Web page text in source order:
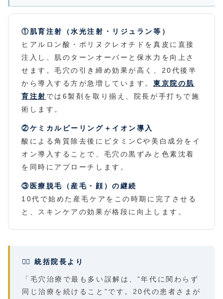
①肌育注射（水光注射・リジュラン等）
ヒアルロン酸・ポリヌクレオチドを真皮に直接
注入し、肌のターンオーバーと保水力を向上さ
せます。毛穴の引き締め効果が高く、20代後半
から導入する方が急増しています。 東京院の肌
育注射 では6製剤を取り揃え、院長が手打ちで施
術します。
②ケミカルピーリング＋イオン導入
酸による角質除去後にビタミンCや美白成分をイ
オン導入することで、毛穴の黒ずみと色素沈着
を同時にアプローチします。
③医療脱毛（産毛・顔）の継続
10代で始めた産毛ケアをこの時期に完了させる
と、スキンケアの効果が格段に向上します。
👨‍⚕️ 統括院長より
「毛穴治療で最も多い誤解は、”年代に関わらず
同じ治療を続けること”です。20代の患者さまが